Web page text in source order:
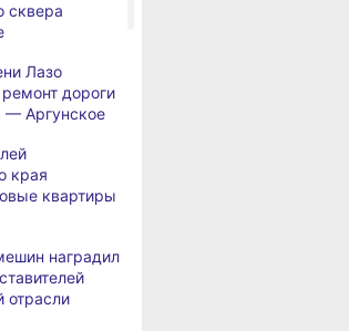
сквера
Лазо
дороги
— Аргунское
края
квартиры
наградил
отрасли